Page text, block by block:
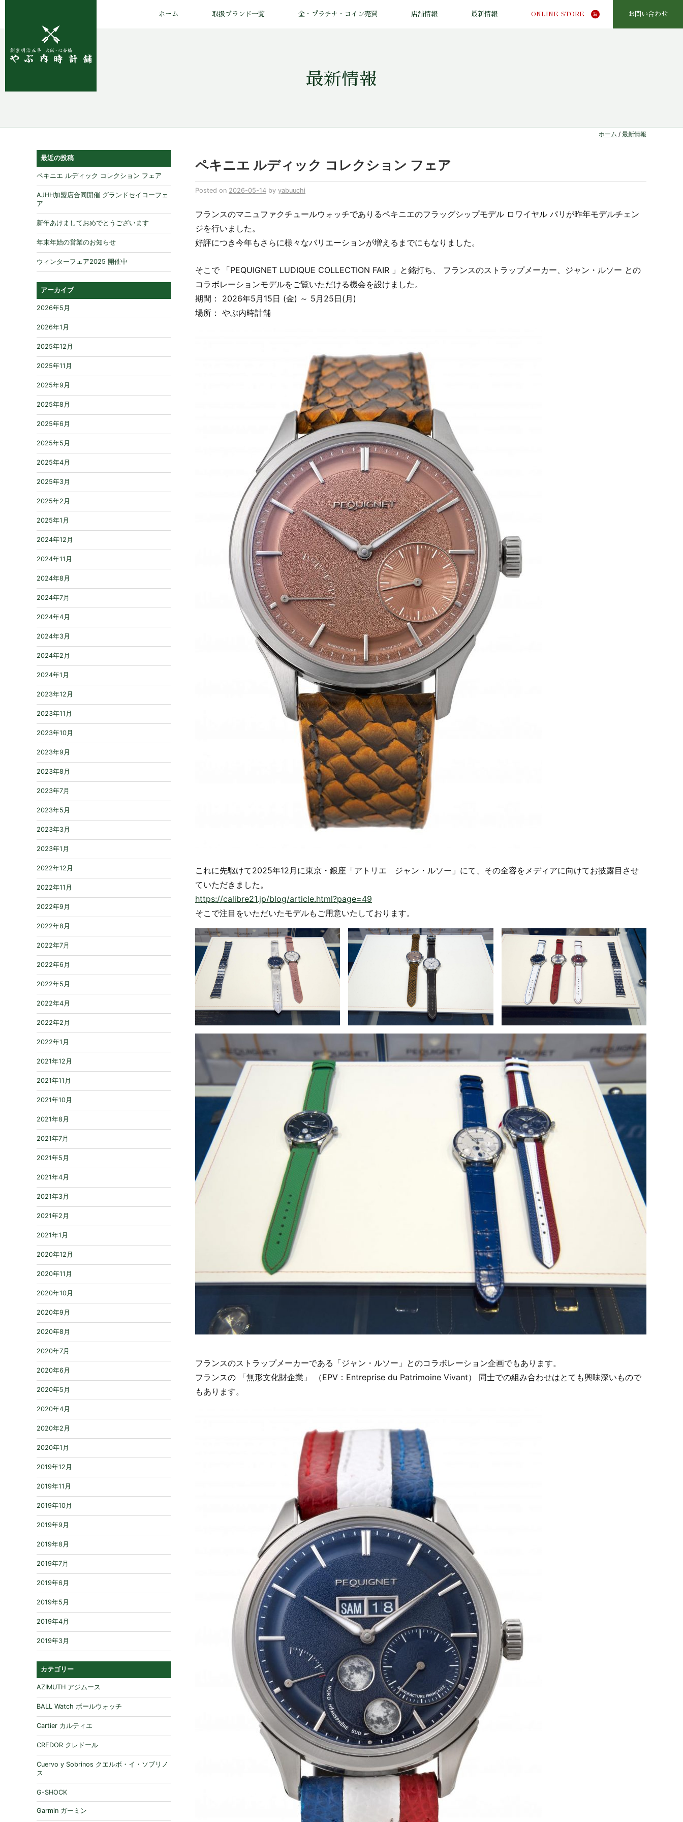
ホーム 取扱ブランド一覧 金・プラチナ・コイン売買 店舗情報 最新情報 ONLINE STORE お問い合わせ
最新情報
ホーム / 最新情報
ペキニエ ルディック コレクション フェア
Posted on 2026-05-14 by yabuuchi
フランスのマニュファクチュールウォッチでありるペキニエのフラッグシップモデル ロワイヤル パリが昨年モデルチェン
ジを行いました。
好評につき今年もさらに様々なバリエーションが増えるまでにもなりました。
そこで 「PEQUIGNET LUDIQUE COLLECTION FAIR 」と銘打ち、 フランスのストラップメーカー、ジャン・ルソー との
コラボレーションモデルをご覧いただける機会を設けました。
期間： 2026年5月15日 (金) ～ 5月25日(月)
場所： やぶ内時計舗
これに先駆けて2025年12月に東京・銀座「アトリエ ジャン・ルソー」にて、その全容をメディアに向けてお披露目させ
ていただきました。
https://calibre21.jp/blog/article.html?page=49
そこで注目をいただいたモデルもご用意いたしております。
フランスのストラップメーカーである「ジャン・ルソー」とのコラボレーション企画でもあります。
フランスの 「無形文化財企業」 （EPV：Entreprise du Patrimoine Vivant） 同士での組み合わせはとても興味深いもので
もあります。
最近の投稿
ペキニエ ルディック コレクション フェア
AJHH加盟店合同開催 グランドセイコーフェ
ア
新年あけましておめでとうございます
年末年始の営業のお知らせ
ウィンターフェア2025 開催中
アーカイブ
2026年5月
2026年1月
2025年12月
2025年11月
2025年9月
2025年8月
2025年6月
2025年5月
2025年4月
2025年3月
2025年2月
2025年1月
2024年12月
2024年11月
2024年8月
2024年7月
2024年4月
2024年3月
2024年2月
2024年1月
2023年12月
2023年11月
2023年10月
2023年9月
2023年8月
2023年7月
2023年5月
2023年3月
2023年1月
2022年12月
2022年11月
2022年9月
2022年8月
2022年7月
2022年6月
2022年5月
2022年4月
2022年2月
2022年1月
2021年12月
2021年11月
2021年10月
2021年8月
2021年7月
2021年5月
2021年4月
2021年3月
2021年2月
2021年1月
2020年12月
2020年11月
2020年10月
2020年9月
2020年8月
2020年7月
2020年6月
2020年5月
2020年4月
2020年2月
2020年1月
2019年12月
2019年11月
2019年10月
2019年9月
2019年8月
2019年7月
2019年6月
2019年5月
2019年4月
2019年3月
カテゴリー
AZIMUTH アジムース
BALL Watch ボールウォッチ
Cartier カルティエ
CREDOR クレドール
Cuervo y Sobrinos クエルボ・イ・ソブリノ
ス
G-SHOCK
Garmin ガーミン